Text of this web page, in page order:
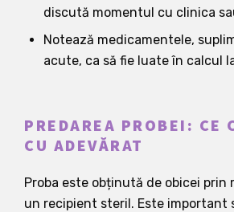
discută momentul cu clinica
Notează medicamentele,
acute, ca să fie luate în calcul
PREDAREA PROBEI: CE
CU ADEVĂRAT
Proba este obținută de obicei prin
un recipient steril. Este important